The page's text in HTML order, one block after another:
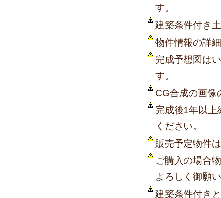
す。
建築条件付き
物件情報の詳
完成予想図は
す。
CG合成の画像
完成後1年以上
ください。
販売予定物件
ご購入の場合
よろしく御願
建築条件付き